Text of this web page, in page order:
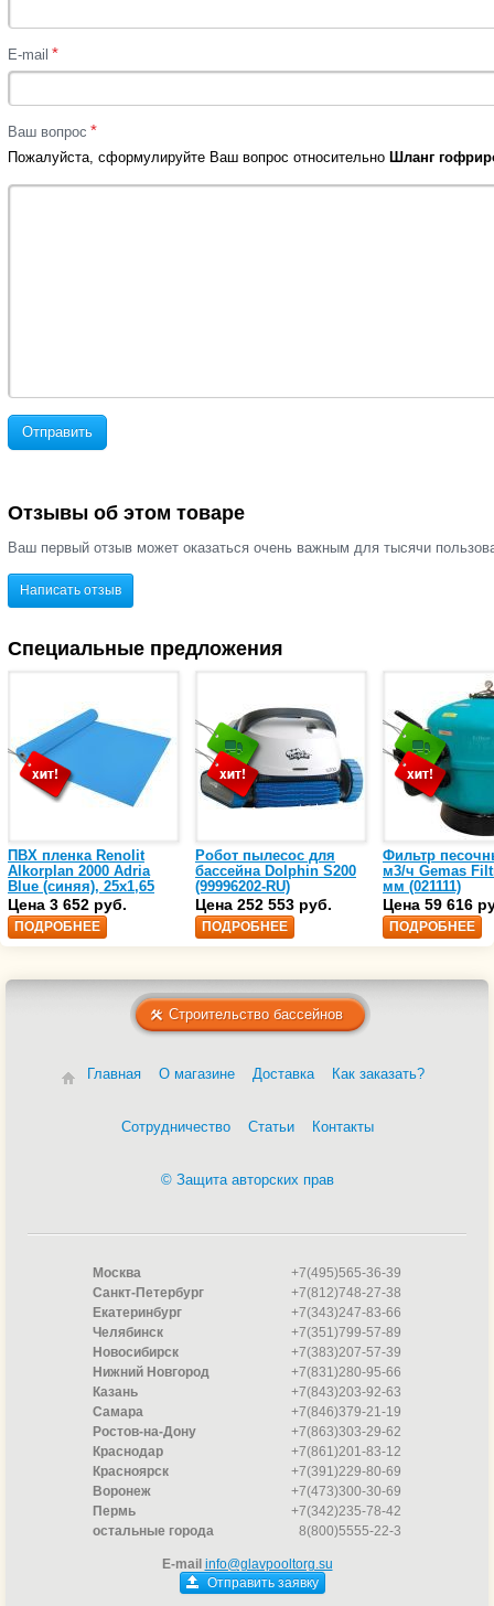
E-mail *
Ваш вопрос *
Пожалуйста, сформулируйте Ваш вопрос относительно Шланг
Отправить
Отзывы об этом товаре
Ваш первый отзыв может оказаться очень важным для тысячи
Написать отзыв
Специальные предложения
ПВХ пленка Renolit
Alkorplan 2000 Adria
Blue (синяя), 25х1,65
(35216203)
Цена 3 652 руб.
ПОДРОБНЕЕ
Робот пылесос для
бассейна Dolphin S200
(99996202-RU)
Цена 252 553 руб.
ПОДРОБНЕЕ
Фильтр
м3/ч Gemas
мм (021111)
Цена 59 616
ПОДРОБНЕЕ
Строительство бассейнов
Главная О магазине Доставка Как заказать?
Сотрудничество Статьи Контакты
© Защита авторских прав
Москва
+7(495)565-36-39
Санкт-Петербург
+7(812)748-27-38
Екатеринбург
+7(343)247-83-66
Челябинск
+7(351)799-57-89
Новосибирск
+7(383)207-57-39
Нижний Новгород
+7(831)280-95-66
Казань
+7(843)203-92-63
Самара
+7(846)379-21-19
Ростов-на-Дону
+7(863)303-29-62
Краснодар
+7(861)201-83-12
Красноярск
+7(391)229-80-69
Воронеж
+7(473)300-30-69
Пермь
+7(342)235-78-42
остальные города
8(800)5555-22-3
E-mail info@glavpooltorg.su
Отправить заявку